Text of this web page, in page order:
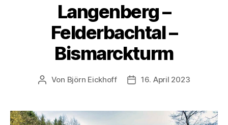
Langenberg –
Felderbachtal –
Bismarckturm
Beitragsautor
Von Björn Eickhoff Veröffentlichungsdatum
16. April 2023